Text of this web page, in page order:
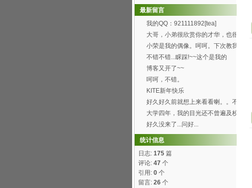
最新留言
我的QQ：921111892[tea]
大哥，小弟很欣赏你的才华，也很
喜欢你博客的这首背景...
小荣是我的偶像。呵呵。下次教我
弄这样的空间。呵呵
不错不错...睬踩!~~这个是我的
http://h...
博客又开了~~
呵呵，不错。
KITE新年快乐
好久好久前就想上来看看喇。。不
过总是打开了首页进不...
大学四年，我的目光还不曾遍及校
园的每个角落，就快要...
好久没来了...问好...
统计信息
日志: 175 篇
评论: 47 个
引用: 0 个
留言: 26 个